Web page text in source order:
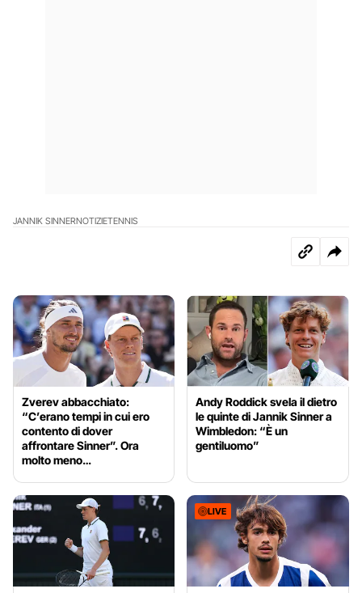
JANNIK SINNERNOTIZIETENNIS
Zverev abbacchiato:
“C’erano tempi in cui ero
contento di dover
affrontare Sinner”. Ora
molto meno…
Andy Roddick svela il dietro
le quinte di Jannik Sinner a
Wimbledon: “È un
gentiluomo”
LIVE